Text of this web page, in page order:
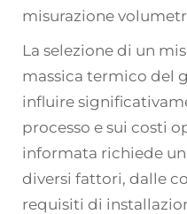
misurazione
La selezione di un
massica termico del
influire
processo e sui costi
informata richiede
diversi fattori, dalle
requisiti di